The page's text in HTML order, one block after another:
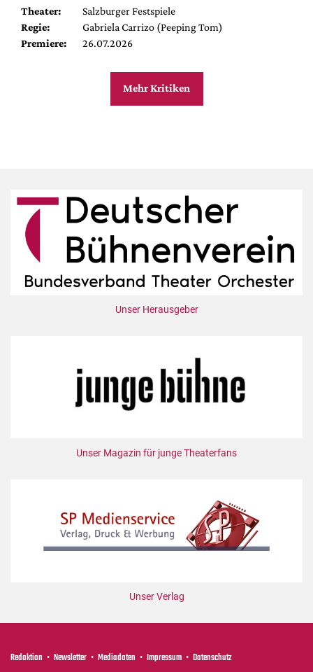
Theater:
Salzburger Festspiele
Regie:
Gabriela Carrizo (Peeping Tom)
Premiere:
26.07.2026
Mehr Kritiken
Unser Herausgeber
Unser Magazin für junge Theaterfans
Unser Verlag
Redaktion Newsletter Mediadaten Impressum Datenschutz